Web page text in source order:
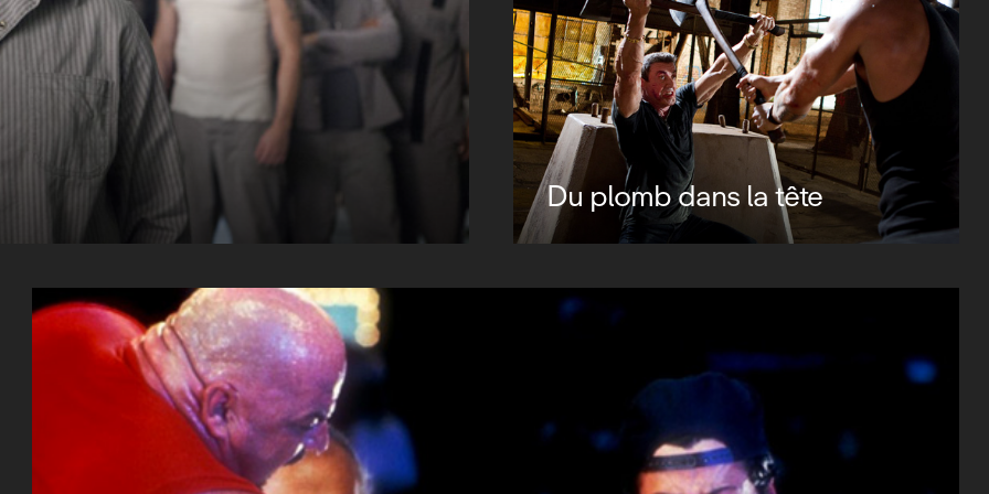
Du plomb dans la tête